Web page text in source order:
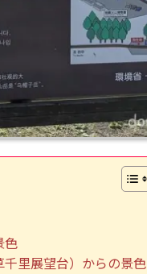
色
里展望台）からの景色